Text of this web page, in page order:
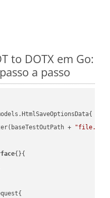
to DOTX em Go:
a passo
+
"file.ODT"
{}{